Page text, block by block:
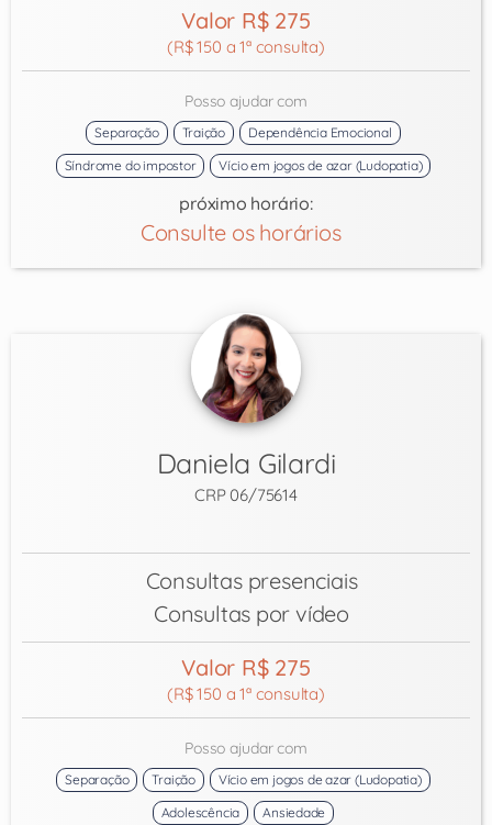
Valor R$ 275
(R$ 150 a 1ª consulta)
Posso ajudar com
Separação Traição
Dependência Emocional
Síndrome do impostor
Vício em jogos de azar (Ludopatia)
próximo horário:
Consulte os horários
Daniela Gilardi
CRP 06/75614
Consultas presenciais
Consultas por vídeo
Valor R$ 275
(R$ 150 a 1ª consulta)
Posso ajudar com
Separação Traição
Vício em jogos de azar (Ludopatia)
Adolescência
Ansiedade